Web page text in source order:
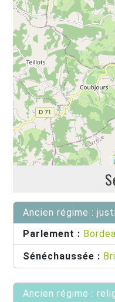
Ancien régime :
Parlement :
Sénéchaussée :
Ancien régime :